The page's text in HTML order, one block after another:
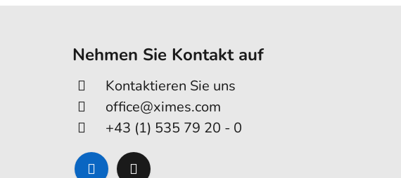
Nehmen Sie Kontakt auf
Kontaktieren Sie uns
office@ximes.com
+43 (1) 535 79 20 - 0